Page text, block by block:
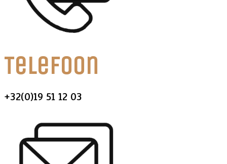
Telefoon
+32(0)19 51 12 03